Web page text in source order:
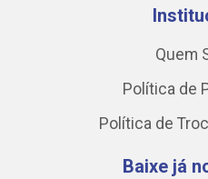
Quem
Política de
Política de
Baixe já